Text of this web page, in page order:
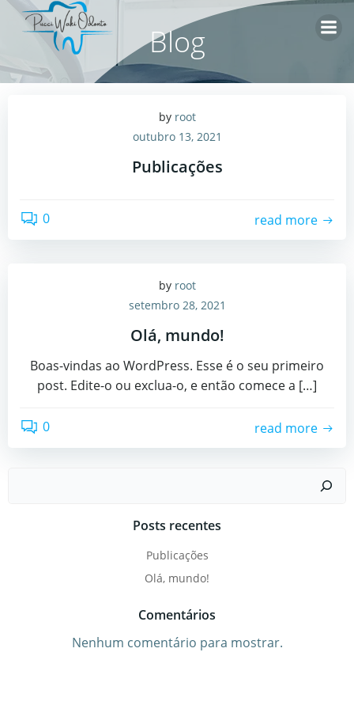
para
o
conteúdo
Blog
by root
outubro 13, 2021
Publicações
0 read more
by root
setembro 28, 2021
Olá, mundo!
Boas-vindas ao WordPress. Esse é o seu primeiro
post. Edite-o ou exclua-o, e então comece a […]
0 read more
Posts recentes
Publicações
Olá, mundo!
Comentários
Nenhum comentário para mostrar.